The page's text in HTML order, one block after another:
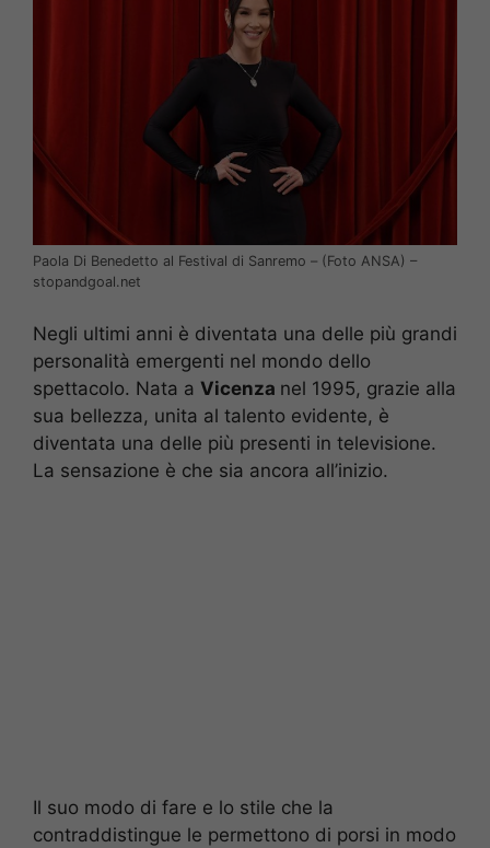
Paola Di Benedetto al Festival di Sanremo – (Foto ANSA) –
stopandgoal.net
Negli ultimi anni è diventata una delle più grandi
personalità emergenti nel mondo dello
spettacolo. Nata a Vicenza nel 1995, grazie alla
sua bellezza, unita al talento evidente, è
diventata una delle più presenti in televisione.
La sensazione è che sia ancora all’inizio.
Il suo modo di fare e lo stile che la
contraddistingue le permettono di porsi in modo